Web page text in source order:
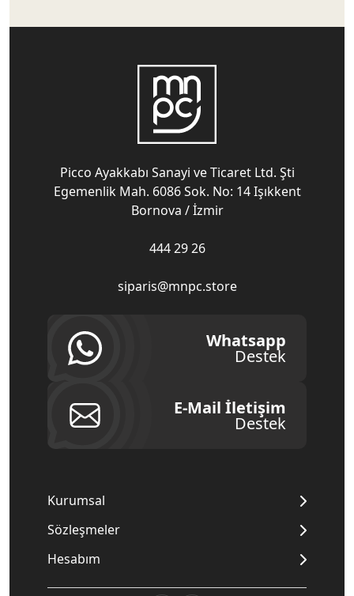
Picco Ayakkabı Sanayi ve Ticaret Ltd. Şti
Egemenlik Mah. 6086 Sok. No: 14 Işıkkent
Bornova / İzmir
444 29 26
siparis@mnpc.store
Whatsapp
Destek
E-Mail İletişim
Destek
Kurumsal
Sözleşmeler
Hesabım